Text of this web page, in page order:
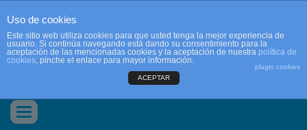
CONTACTO
Conmutar
navegación
Uso de cookies
Este sitio web utiliza cookies para que usted tenga la mejor experiencia de
usuario. Si continúa navegando está dando su consentimiento para la
aceptación de las mencionadas cookies y la aceptación de nuestra política de
cookies, pinche el enlace para mayor información.
plugin cookies
ACEPTAR